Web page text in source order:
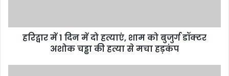
हरिद्वार में 1 दिन में दो हत्याएं, शाम को बुजुर्ग डॉक्टर
अशोक चड्ढा की हत्या से मचा हड़कंप